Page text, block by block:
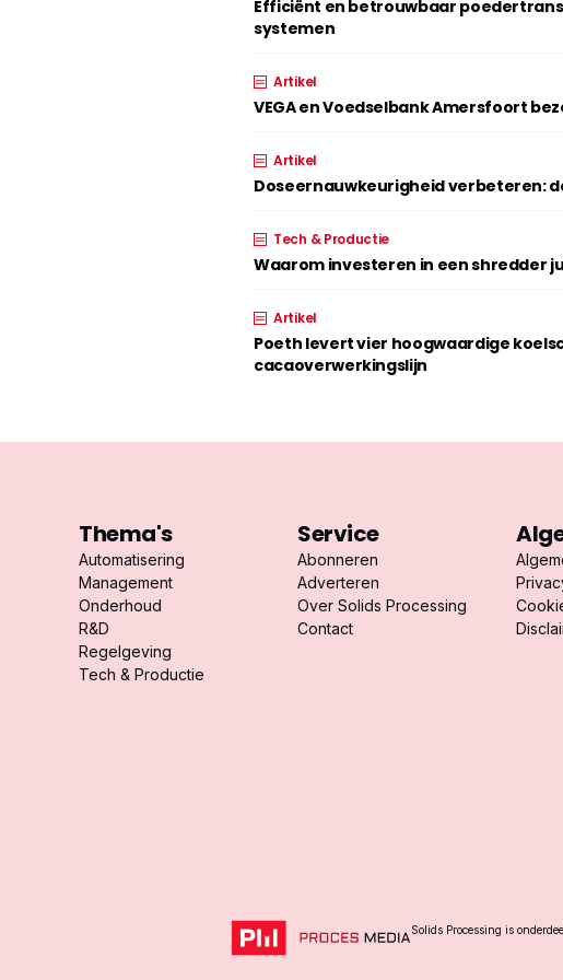
Efficiënt en betrouwbaar
systemen
Artikel
VEGA en Voedselbank Amersfoort
Artikel
Doseernauwkeurigheid verbeteren:
Tech & Productie
Waarom investeren in een shredder
Artikel
Poeth levert vier hoogwaardige
cacaoverwerkingslijn
Thema's
Automatisering
Management
Onderhoud
R&D
Regelgeving
Tech & Productie
Service
Abonneren
Adverteren
Over Solids Processing
Contact
Solids Processing is